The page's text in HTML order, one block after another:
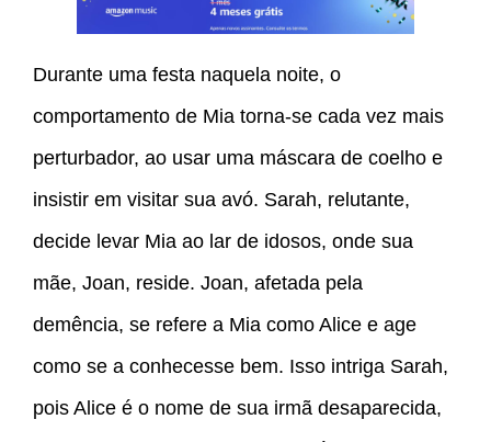
Durante uma festa naquela noite, o
comportamento de Mia torna-se cada vez mais
perturbador, ao usar uma máscara de coelho e
insistir em visitar sua avó. Sarah, relutante,
decide levar Mia ao lar de idosos, onde sua
mãe, Joan, reside. Joan, afetada pela
demência, se refere a Mia como Alice e age
como se a conhecesse bem. Isso intriga Sarah,
pois Alice é o nome de sua irmã desaparecida,